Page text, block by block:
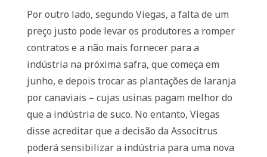
Por outro lado, segundo Viegas, a falta de um
preço justo pode levar os produtores a romper
contratos e a não mais fornecer para a
indústria na próxima safra, que começa em
junho, e depois trocar as plantações de laranja
por canaviais – cujas usinas pagam melhor do
que a indústria de suco. No entanto, Viegas
disse acreditar que a decisão da Associtrus
poderá sensibilizar a indústria para uma nova